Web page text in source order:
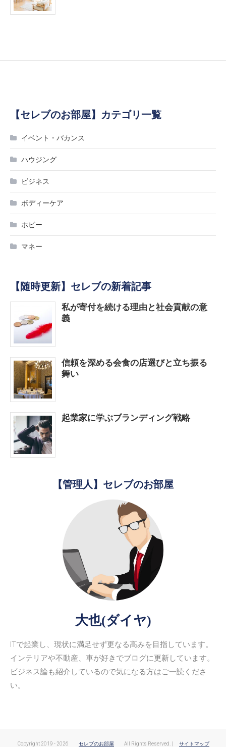
【セレブのお部屋】カテゴリ一覧
イベント・バカンス
ハウジング
ビジネス
ボディーケア
ホビー
マネー
【随時更新】セレブの新着記事
私が寄付を続ける理由と社会貢献の意
義
信頼を深める会食の店選びと立ち振る
舞い
起業家に学ぶブランディング戦略
【管理人】セレブのお部屋
大也(ダイヤ)
ITで起業し、現状に満足せず更なる高みを目指しています。
インテリアや不動産、車が好きでブログに更新しています。
ビジネス論も紹介しているので気になる方はご一読くださ
い。
Copyright 2019 - 2026 セレブのお部屋 All Rights Reserved. サイトマップ